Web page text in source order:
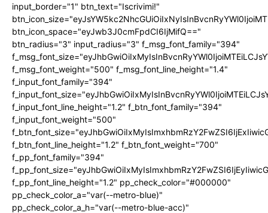
input_border="1" btn_text="Iscrivimi!"
btn_icon_space="eyJwb3J0cmFpdCI6IjMifQ=="
btn_radius="3" input_radius="3" f_msg_font_family="394"
f_msg_font_weight="500" f_msg_font_line_height="1.4"
f_input_font_family="394"
f_input_font_line_height="1.2" f_btn_font_family="394"
f_input_font_weight="500"
f_btn_font_line_height="1.2" f_btn_font_weight="700"
f_pp_font_family="394"
f_pp_font_line_height="1.2" pp_check_color="#000000"
pp_check_color_a="var(--metro-blue)"
pp_check_color_a_h="var(--metro-blue-acc)"